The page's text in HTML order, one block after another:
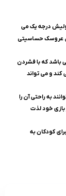
درجه یک می
عروسک حساسیتی
باشد که با فشردن
کند و می تواند
به راحتی آن را
بازی خود لذت
کودکان به